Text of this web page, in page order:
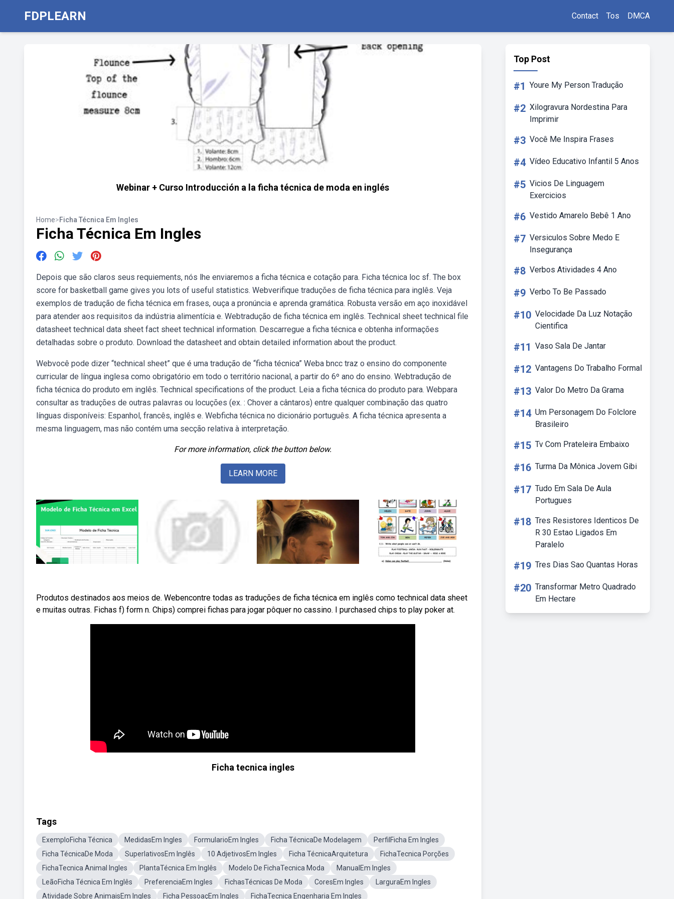
FDPLEARN Contact Tos DMCA
Webinar + Curso Introducción a la ficha técnica de moda en inglés
Home>Ficha Técnica Em Ingles
Ficha Técnica Em Ingles
Depois que são claros seus requiements, nós lhe enviaremos a ficha técnica e cotação para. Ficha técnica loc sf. The box
score for basketball game gives you lots of useful statistics. Webverifique traduções de ficha técnica para inglês. Veja
exemplos de tradução de ficha técnica em frases, ouça a pronúncia e aprenda gramática. Robusta versão em aço inoxidável
para atender aos requisitos da indústria alimentícia e. Webtradução de ficha técnica em inglês. Technical sheet technical file
datasheet technical data sheet fact sheet technical information. Descarregue a ficha técnica e obtenha informações
detalhadas sobre o produto. Download the datasheet and obtain detailed information about the product.
Webvocê pode dizer “technical sheet” que é uma tradução de “ficha técnica” Weba bncc traz o ensino do componente
curricular de língua inglesa como obrigatório em todo o território nacional, a partir do 6º ano do ensino. Webtradução de
ficha técnica do produto em inglês. Technical specifications of the product. Leia a ficha técnica do produto para. Webpara
consultar as traduções de outras palavras ou locuções (ex. : Chover a cântaros) entre qualquer combinação das quatro
línguas disponíveis: Espanhol, francês, inglês e. Webficha técnica no dicionário português. A ficha técnica apresenta a
mesma linguagem, mas não contém uma secção relativa à interpretação.
For more information, click the button below.
LEARN MORE
Produtos destinados aos meios de. Webencontre todas as traduções de ficha técnica em inglês como technical data sheet
e muitas outras. Fichas f) form n. Chips) comprei fichas para jogar pôquer no cassino. I purchased chips to play poker at.
Ficha tecnica ingles
Tags
ExemploFicha Técnica MedidasEm Ingles FormularioEm Ingles Ficha TécnicaDe Modelagem
PerfilFicha Em Ingles
Ficha TécnicaDe Moda
SuperlativosEm Inglês 10 AdjetivosEm Ingles Ficha TécnicaArquitetura
FichaTecnica Porções
FichaTecnica Animal Ingles
PlantaTécnica Em Inglês Modelo De FichaTecnica Moda
ManualEm Ingles
LeãoFicha Técnica Em Inglês
PreferenciaEm Ingles FichasTécnicas De Moda CoresEm Ingles
LarguraEm Ingles
Atividade Sobre AnimaisEm Ingles
Ficha PessoaçEm Ingles
FichaTecnica Engenharia Em Ingles
Top Post
#1 Youre My Person Tradução
#2 Xilogravura Nordestina Para
Imprimir
#3 Você Me Inspira Frases
#4 Vídeo Educativo Infantil 5 Anos
#5 Vicios De Linguagem
Exercicios
#6 Vestido Amarelo Bebê 1 Ano
#7 Versiculos Sobre Medo E
Insegurança
#8 Verbos Atividades 4 Ano
#9 Verbo To Be Passado
#10 Velocidade Da Luz Notação
Cientifica
#11 Vaso Sala De Jantar
#12 Vantagens Do Trabalho Formal
#13 Valor Do Metro Da Grama
#14 Um Personagem Do Folclore
Brasileiro
#15 Tv Com Prateleira Embaixo
#16 Turma Da Mônica Jovem Gibi
#17 Tudo Em Sala De Aula
Portugues
#18 Tres Resistores Identicos De
R 30 Estao Ligados Em
Paralelo
#19 Tres Dias Sao Quantas Horas
#20 Transformar Metro Quadrado
Em Hectare